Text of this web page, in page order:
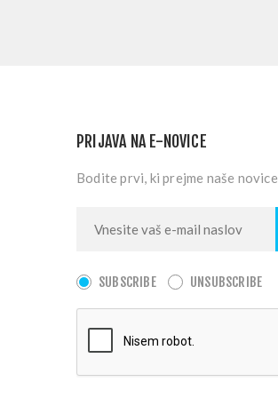
PRIJAVA NA E-NOVICE
Bodite prvi, ki prejme naše novice
SUBSCRIBE UNSUBSCRIBE